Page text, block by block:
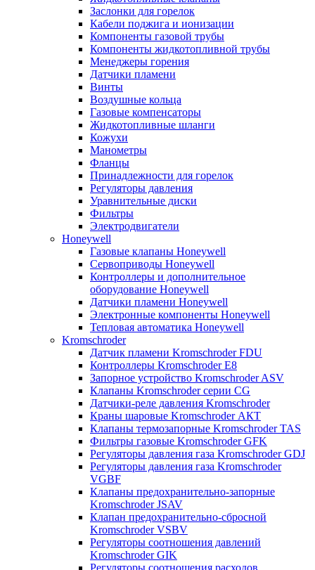
Заслонки для горелок
Кабели поджига и ионизации
Компоненты газовой трубы
Компоненты жидкотопливной трубы
Менеджеры горения
Датчики пламени
Винты
Воздушные кольца
Газовые компенсаторы
Жидкотопливные шланги
Кожухи
Манометры
Фланцы
Принадлежности для горелок
Регуляторы давления
Уравнительные диски
Фильтры
Электродвигатели
Honeywell
Газовые клапаны Honeywell
Сервоприводы Honeywell
Контроллеры и дополнительное
оборудование Honeywell
Датчики пламени Honeywell
Электронные компоненты Honeywell
Тепловая автоматика Honeywell
Kromschroder
Датчик пламени Kromschroder FDU
Контроллеры Kromschroder E8
Запорное устройство Kromschroder ASV
Клапаны Kromschroder серии CG
Датчики-реле давления Kromschroder
Краны шаровые Kromschroder АКТ
Клапаны термозапорные Kromschroder TAS
Фильтры газовые Kromschroder GFK
Регуляторы давления газа Kromschroder GDJ
Регуляторы давления газа Kromschroder
VGBF
Клапаны предохранительно-запорные
Kromschroder JSAV
Клапан предохранительно-сбросной
Kromschroder VSBV
Регуляторы соотношения давлений
Kromschroder GIK
Регуляторы соотношения расходов